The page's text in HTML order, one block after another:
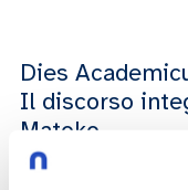
Dies
Il discorso
Matoko